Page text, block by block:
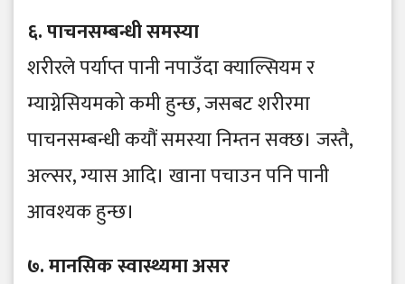
६. पाचनसम्बन्धी समस्या
शरीरले पर्याप्त पानी नपाउँदा क्याल्सियम र
म्याग्नेसियमको कमी हुन्छ, जसबट शरीरमा
पाचनसम्बन्धी कयौं समस्या निम्तन सक्छ। जस्तै,
अल्सर, ग्यास आदि। खाना पचाउन पनि पानी
आवश्यक हुन्छ।
७. मानसिक स्वास्थ्यमा असर